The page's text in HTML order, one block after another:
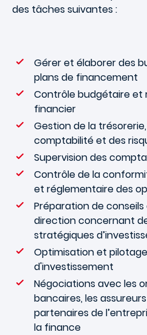
des tâches suivantes :
Gérer et élaborer des
plans de financement
Contrôle budgétaire et
financier
Gestion de la
comptabilité et des
Supervision des
Contrôle de la
et réglementaire des
Préparation de
direction concernant
stratégiques
Optimisation et
d'investissement
Négociations avec les
bancaires, les
partenaires de
la finance